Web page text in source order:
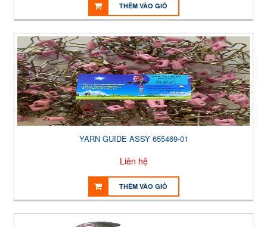
THÊM VÀO GIỎ
YARN GUIDE ASSY 655469-01
Liên hệ
THÊM VÀO GIỎ